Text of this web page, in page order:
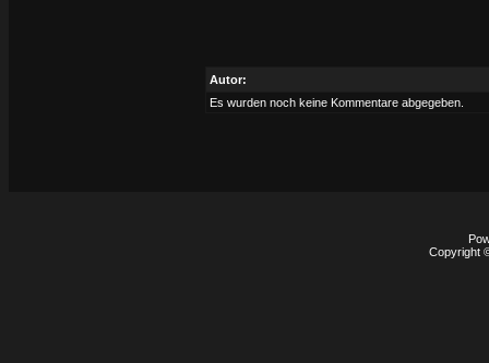
Autor:
Es wurden noch keine Kommentare abgegeben.
Copyright